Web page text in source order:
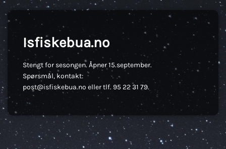
Isfiskebua.no
Stengt for sesongen. Åpner 15.september.
Spørsmål, kontakt:
post@isfiskebua.no eller tlf. 95 22 31 79.